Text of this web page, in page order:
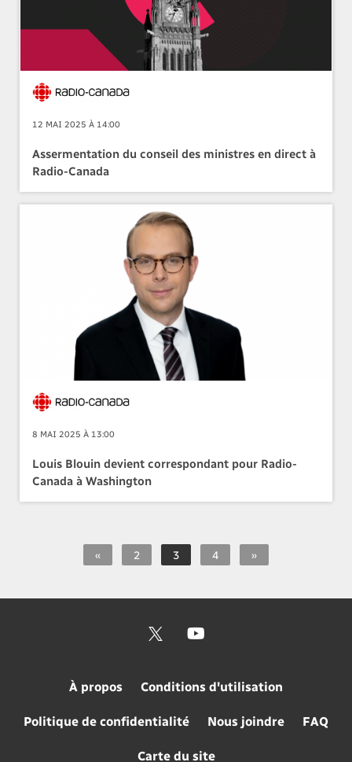
12 MAI 2025 À 14:00
Assermentation du conseil des ministres en direct à
Radio-Canada
8 MAI 2025 À 13:00
Louis Blouin devient correspondant pour Radio-
Canada à Washington
« 2 3 4 »
À propos Conditions d'utilisation
Politique de confidentialité Nous joindre FAQ
Carte du site